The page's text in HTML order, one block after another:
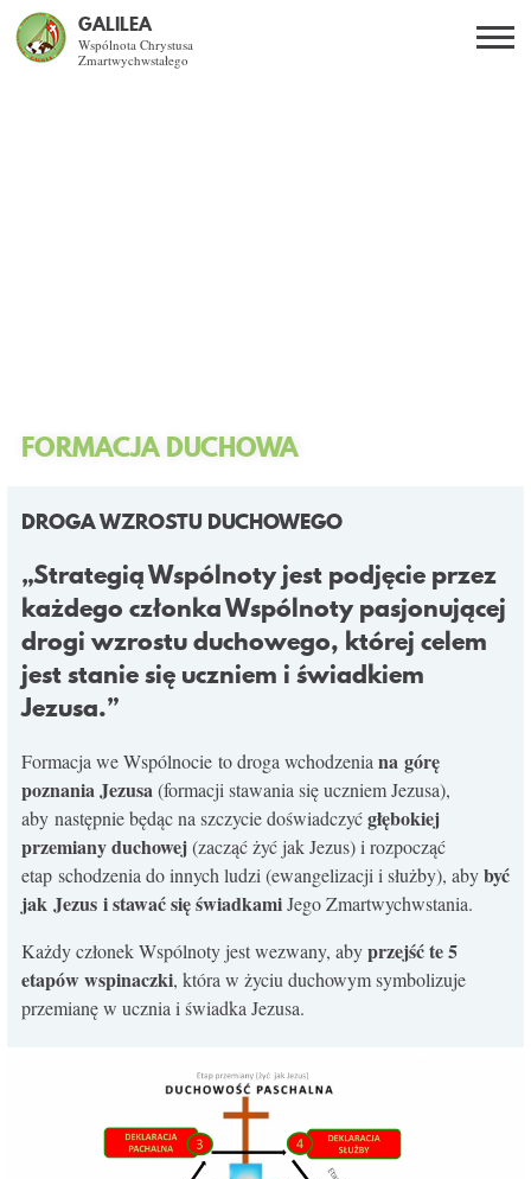
GALILEA
Wspólnota Chrystusa
Zmartwychwstałego
FORMACJA DUCHOWA
DROGA WZROSTU DUCHOWEGO
„Strategią Wspólnoty jest podjęcie przez
każdego członka Wspólnoty pasjonującej
drogi wzrostu duchowego, której celem
jest stanie się uczniem i świadkiem
Jezusa.”
Formacja we Wspólnocie to droga wchodzenia na górę
poznania Jezusa(formacji stawania się uczniem Jezusa),
aby następnie będąc na szczycie doświadczyćgłębokiej
przemiany duchowej(zacząć żyć jak Jezus) i rozpocząć
etap schodzenia do innych ludzi (ewangelizacji i służby), abybyć
jak Jezus i stawać się świadkamiJego Zmartwychwstania.
Każdy członek Wspólnoty jest wezwany, abyprzejść te 5
etapów wspinaczki, która w życiu duchowym symbolizuje
przemianę w ucznia i świadka Jezusa.